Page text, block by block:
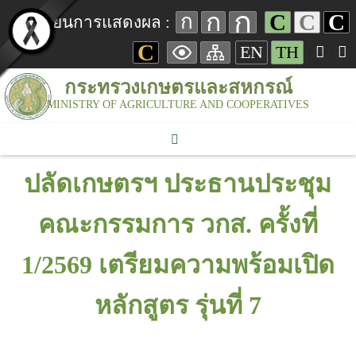
เปลี่ยนการแสดงผล : ก ก ก C C C
C
EN TH
กระทรวงเกษตรและสหกรณ์
MINISTRY OF AGRICULTURE AND COOPERATIVES
ปลัดเกษตรฯ ประธานประชุม
คณะกรรมการ วกส. ครั้งที่
1/2569 เตรียมความพร้อมเปิด
หลักสูตร รุ่นที่ 7